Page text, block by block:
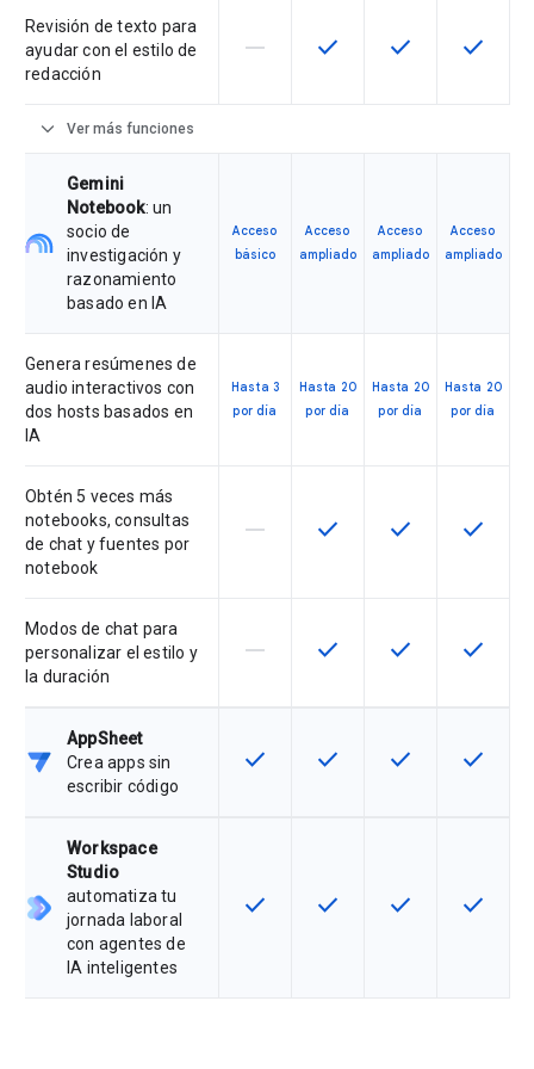
Revisión de texto para
ayudar con el estilo de
redacción
Esta función no está disponible en
horizontal_rule Esta función está
check Esta función
check Esta
check
expand_more Ver más funciones
Gemini
Notebook: un
socio de
investigación y
razonamiento
basado en IA
Acceso
básico
Acceso
ampliado
Acceso
ampliado
Acceso
ampliado
Genera resúmenes de
audio interactivos con
dos hosts basados en
IA
Hasta 3
por día
Hasta 20
por día
Hasta 20
por día
Hasta 20
por día
Obtén 5 veces más
notebooks, consultas
de chat y fuentes por
notebook
Esta función no está disponible en
horizontal_rule Esta función está
check Esta función
check Esta
check
Modos de chat para
personalizar el estilo y
la duración
Esta función no está disponible en
horizontal_rule Esta función está
check Esta función
check Esta
check
AppSheet
Crea apps sin
escribir código
Esta función está disponible en
check Esta función está
check Esta función
check Esta
check
Workspace
Studio
automatiza tu
jornada laboral
con agentes de
IA inteligentes
Esta función está disponible en
check Esta función está
check Esta función
check Esta
check